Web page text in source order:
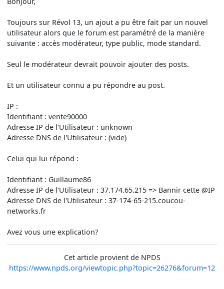
Toujours sur Révol 13, un ajout a pu être fait par un nouvel
utilisateur alors que le forum est paramétré de la manière
suivante : accès modérateur, type public, mode standard.
Seul le modérateur devrait pouvoir ajouter des posts.
Et un utilisateur connu a pu répondre au post.
IP :
Identifiant : vente90000
Adresse IP de l'Utilisateur : unknown
Adresse DNS de l'Utilisateur : (vide)
Celui qui lui répond :
Identifiant : Guillaume86
Adresse IP de l'Utilisateur : 37.174.65.215 => Bannir cette @IP
Adresse DNS de l'Utilisateur : 37-174-65-215.coucou-
networks.fr
Avez vous une explication?
Cet article provient de NPDS
https://www.npds.org/viewtopic.php?topic=26276&forum=12